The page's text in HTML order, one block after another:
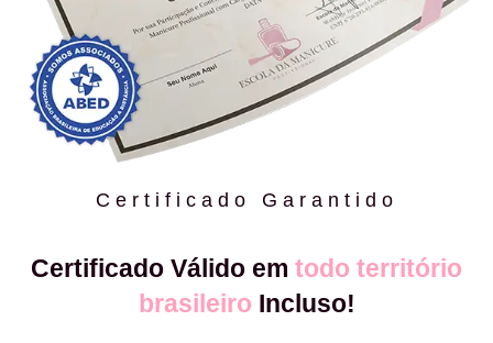
Certificado Garantido
Certificado Válido em todo território
brasileiro Incluso!